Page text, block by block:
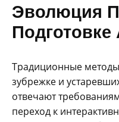
Эволюция
Традиционные
зубрежке и
отвечают
переход к